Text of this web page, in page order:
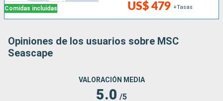
Comidas incluidas US$ 479 +Tasas
Opiniones de los usuarios sobre MSC
Seascape
VALORACIÓN MEDIA
5.0 /5